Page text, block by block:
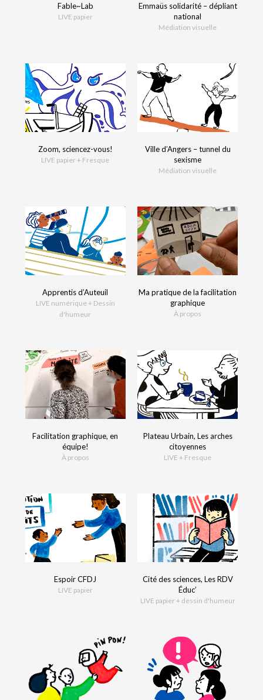
Fable~Lab
LIVE papier
Emmaüs solidarité – dépliant
national
Médiation visuelle
Zoom, sciencez-vous!
LIVE papier + Fresque
Ville d’Angers – tunnel du
sexisme
Médiation visuelle
Apprentis d’Auteuil
LIVE numérique + Dessin
d'humeur
Ma pratique de la facilitation
graphique
À propos
Facilitation graphique, en
équipe!
À propos
Plateau Urbain, Les arches
citoyennes
LIVE + Fresque
Espoir CFDJ
LIVE papier
Cité des sciences, Les RDV
Éduc’
LIVE papier + dessin d'humeur